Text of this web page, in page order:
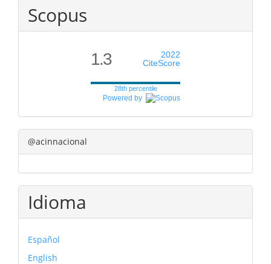
Scopus
1.3
2022
CiteScore
28th percentile
Powered by
@acinnacional
Idioma
Español
English